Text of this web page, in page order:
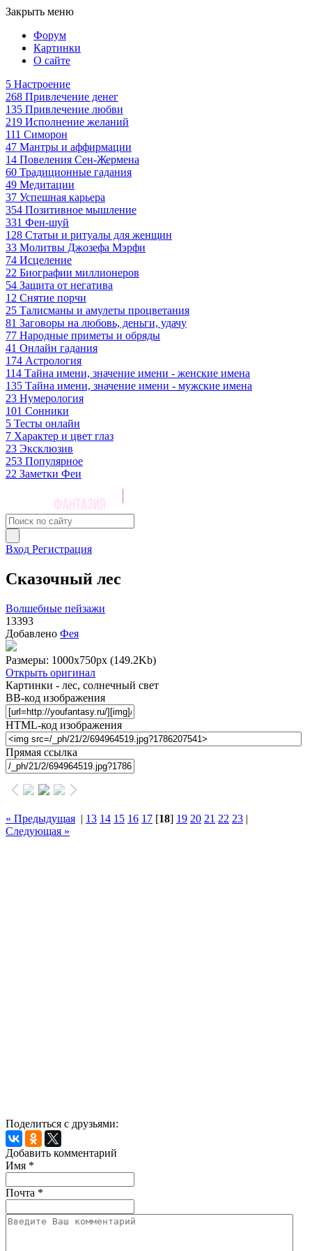
Закрыть меню
Форум
Картинки
О сайте
5 Настроение
268 Привлечение денег
135 Привлечение любви
219 Исполнение желаний
111 Симорон
47 Мантры и аффирмации
14 Повеления Сен-Жермена
60 Традиционные гадания
49 Медитации
37 Успешная карьера
354 Позитивное мышление
331 Фен-шуй
128 Статьи и ритуалы для женщин
33 Молитвы Джозефа Мэрфи
74 Исцеление
22 Биографии миллионеров
54 Защита от негатива
12 Снятие порчи
25 Талисманы и амулеты процветания
81 Заговоры на любовь, деньги, удачу
77 Народные приметы и обряды
41 Онлайн гадания
174 Астрология
114 Тайна имени, значение имени - женские имена
135 Тайна имени, значение имени - мужские имена
23 Нумерология
101 Сонники
5 Тесты онлайн
7 Характер и цвет глаз
23 Эксклюзив
253 Популярное
22 Заметки Феи
Вход Регистрация
Сказочный лес
Волшебные пейзажи
13393
Добавлено Фея
Размеры: 1000x750px (149.2Kb)
Открыть оригинал
Картинки - лес, солнечный свет
BB-код изображения
HTML-код изображения
Прямая ссылка
« Предыдущая | 13 14 15 16 17 [18] 19 20 21 22 23 |
Следующая »
Поделиться с друзьями:
Добавить комментарий
Имя *
Почта *